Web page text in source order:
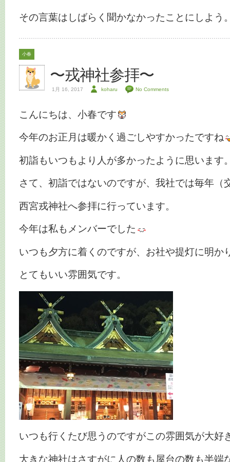
その言葉はしばらく聞かなかったことにしよう
小春
〜戎神社参拝〜
1月 16, 2017 koharu No Comments
こんにちは、小春です
今年のお正月は暖かく過ごしやすかったですね
初詣もいつもより人が多かったように思います
さて、初詣ではないのですが、我社では毎年（
西宮戎神社へ参拝に行っています。
今年は私もメンバーでした
いつも夕方に着くのですが、お社や提灯に明か
とてもいい雰囲気です。
いつも行くたび思うのですがこの雰囲気が大好
大きな神社はさすがに人の数も屋台の数も半端